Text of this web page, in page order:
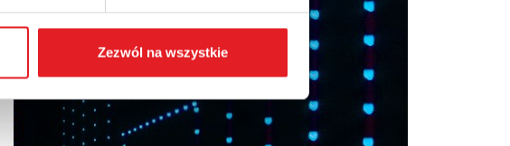
Zezwól na wszystkie